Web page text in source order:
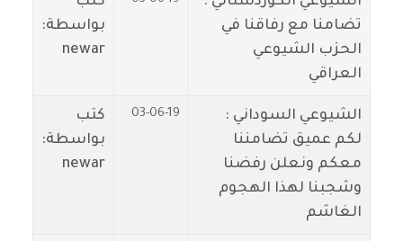
تضامنا مع رفاقنا في
الحزب الشيوعي
العراقي
بواسطة:
newar
الشيوعي السوداني :
لكم عميق تضامننا
معكم ونعلن رفضنا
وشجبنا لهذا الهجوم
الغاشم
03-06-19
كتب
بواسطة:
newar